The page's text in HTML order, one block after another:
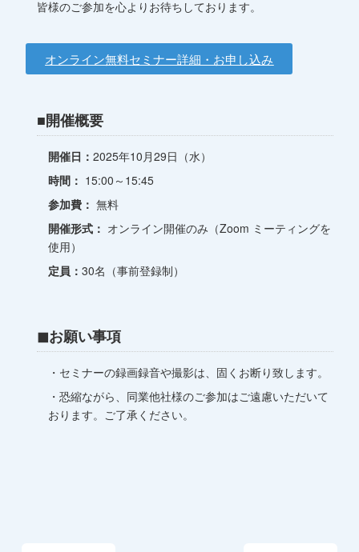
皆様のご参加を心よりお待ちしております。
オンライン無料セミナー詳細・お申し込み
■開催概要
開催日：2025年10月29日（水）
時間： 15:00～15:45
参加費： 無料
開催形式： オンライン開催のみ（Zoom ミーティングを
使用）
定員：30名（事前登録制）
◼︎お願い事項
・セミナーの録画録音や撮影は、固くお断り致します。
・恐縮ながら、同業他社様のご参加はご遠慮いただいて
おります。ご了承ください。